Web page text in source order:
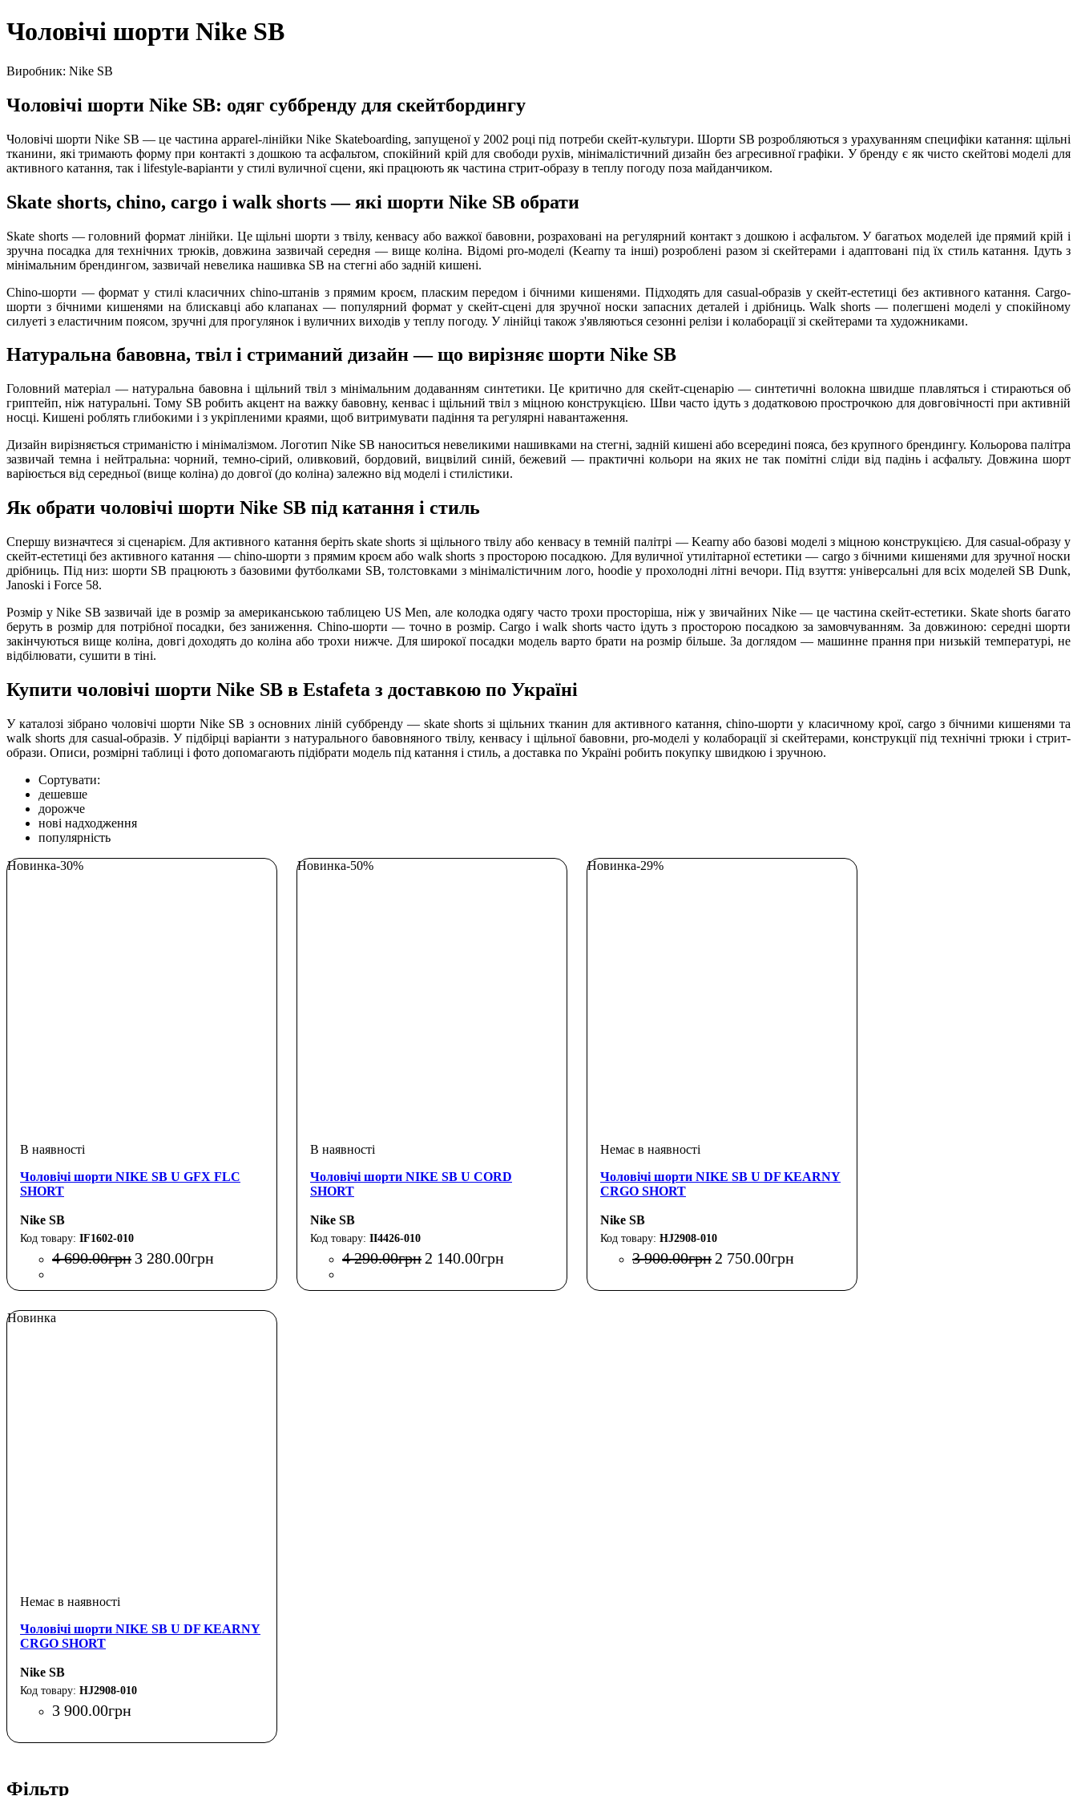
Чоловічі шорти Nike SB
Виробник: Nike SB
Чоловічі шорти Nike SB: одяг суббренду для скейтбордингу
Чоловічі шорти Nike SB — це частина apparel-лінійки Nike Skateboarding, запущеної у 2002 році під потреби скейт-культури. Шорти SB розробляються з урахуванням специфіки катання: щільні
тканини, які тримають форму при контакті з дошкою та асфальтом, спокійний крій для свободи рухів, мінімалістичний дизайн без агресивної графіки. У бренду є як чисто скейтові моделі для
активного катання, так і lifestyle-варіанти у стилі вуличної сцени, які працюють як частина стрит-образу в теплу погоду поза майданчиком.
Skate shorts, chino, cargo і walk shorts — які шорти Nike SB обрати
Skate shorts — головний формат лінійки. Це щільні шорти з твілу, кенвасу або важкої бавовни, розраховані на регулярний контакт з дошкою і асфальтом. У багатьох моделей іде прямий крій і
зручна посадка для технічних трюків, довжина зазвичай середня — вище коліна. Відомі pro-моделі (Kearny та інші) розроблені разом зі скейтерами і адаптовані під їх стиль катання. Ідуть з
мінімальним брендингом, зазвичай невелика нашивка SB на стегні або задній кишені.
Chino-шорти — формат у стилі класичних chino-штанів з прямим кроєм, пласким передом і бічними кишенями. Підходять для casual-образів у скейт-естетиці без активного катання. Cargo-
шорти з бічними кишенями на блискавці або клапанах — популярний формат у скейт-сцені для зручної носки запасних деталей і дрібниць. Walk shorts — полегшені моделі у спокійному
силуеті з еластичним поясом, зручні для прогулянок і вуличних виходів у теплу погоду. У лінійці також з'являються сезонні релізи і колаборації зі скейтерами та художниками.
Натуральна бавовна, твіл і стриманий дизайн — що вирізняє шорти Nike SB
Головний матеріал — натуральна бавовна і щільний твіл з мінімальним додаванням синтетики. Це критично для скейт-сценарію — синтетичні волокна швидше плавляться і стираються об
гриптейп, ніж натуральні. Тому SB робить акцент на важку бавовну, кенвас і щільний твіл з міцною конструкцією. Шви часто ідуть з додатковою прострочкою для довговічності при активній
носці. Кишені роблять глибокими і з укріпленими краями, щоб витримувати падіння та регулярні навантаження.
Дизайн вирізняється стриманістю і мінімалізмом. Логотип Nike SB наноситься невеликими нашивками на стегні, задній кишені або всередині пояса, без крупного брендингу. Кольорова палітра
зазвичай темна і нейтральна: чорний, темно-сірий, оливковий, бордовий, вицвілий синій, бежевий — практичні кольори на яких не так помітні сліди від падінь і асфальту. Довжина шорт
варіюється від середньої (вище коліна) до довгої (до коліна) залежно від моделі і стилістики.
Як обрати чоловічі шорти Nike SB під катання і стиль
Спершу визначтеся зі сценарієм. Для активного катання беріть skate shorts зі щільного твілу або кенвасу в темній палітрі — Kearny або базові моделі з міцною конструкцією. Для casual-образу у
скейт-естетиці без активного катання — chino-шорти з прямим кроєм або walk shorts з просторою посадкою. Для вуличної утилітарної естетики — cargo з бічними кишенями для зручної носки
дрібниць. Під низ: шорти SB працюють з базовими футболками SB, толстовками з мінімалістичним лого, hoodie у прохолодні літні вечори. Під взуття: універсальні для всіх моделей SB Dunk,
Janoski і Force 58.
Розмір у Nike SB зазвичай іде в розмір за американською таблицею US Men, але колодка одягу часто трохи просторіша, ніж у звичайних Nike — це частина скейт-естетики. Skate shorts багато
беруть в розмір для потрібної посадки, без заниження. Chino-шорти — точно в розмір. Cargo і walk shorts часто ідуть з просторою посадкою за замовчуванням. За довжиною: середні шорти
закінчуються вище коліна, довгі доходять до коліна або трохи нижче. Для широкої посадки модель варто брати на розмір більше. За доглядом — машинне прання при низькій температурі, не
відбілювати, сушити в тіні.
Купити чоловічі шорти Nike SB в Estafeta з доставкою по Україні
У каталозі зібрано чоловічі шорти Nike SB з основних ліній суббренду — skate shorts зі щільних тканин для активного катання, chino-шорти у класичному крої, cargo з бічними кишенями та
walk shorts для casual-образів. У підбірці варіанти з натурального бавовняного твілу, кенвасу і щільної бавовни, pro-моделі у колаборації зі скейтерами, конструкції під технічні трюки і стрит-
образи. Описи, розмірні таблиці і фото допомагають підібрати модель під катання і стиль, а доставка по Україні робить покупку швидкою і зручною.
Сортувати:
дешевше
дорожче
нові надходження
популярність
Новинка-30%
Чоловічі шорти NIKE SB U GFX FLC
SHORT
Nike SB
IF1602-010
4 690.00грн 3 280.00грн
Новинка-50%
Чоловічі шорти NIKE SB U CORD
SHORT
Nike SB
II4426-010
4 290.00грн 2 140.00грн
Новинка-29%
Чоловічі шорти NIKE SB U DF KEARNY
CRGO SHORT
Nike SB
HJ2908-010
3 900.00грн 2 750.00грн
Новинка
Чоловічі шорти NIKE SB U DF KEARNY
CRGO SHORT
Nike SB
HJ2908-010
3 900.00грн
Фільтр